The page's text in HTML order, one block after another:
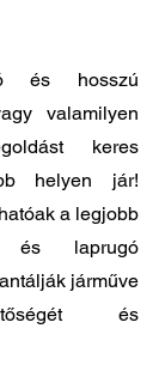
és hosszú
valamilyen
keres
helyen jár!
a legjobb
és laprugó
járműve
és